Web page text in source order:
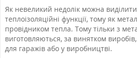
Як невеликий недолік можна виділити
теплоізоляційні функції, тому як
провідником тепла. Тому тільки з
виготовляються, за винятком
для гаражів або у виробництві.